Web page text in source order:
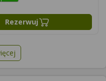
Rezerwuj